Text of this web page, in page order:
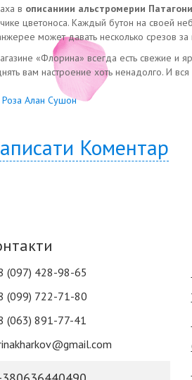
в описаниии альстромерии
цветоноса. Каждый бутон на своей
может давать несколько срезов за
«Флорина» всегда есть свежие и
вам настроение хоть ненадолго. И
Алан Сушон
Коментар
(097) 428-98-65
(099) 722-71-80
(063) 891-77-41